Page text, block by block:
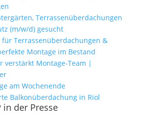
Terrassenüberdachungen
(m/w/d) gesucht
Terrassenüberdachungen &
Montage im Bestand
verstärkt Montage-Team |
am Wochenende
Balkonüberdachung in Riol
in der Presse